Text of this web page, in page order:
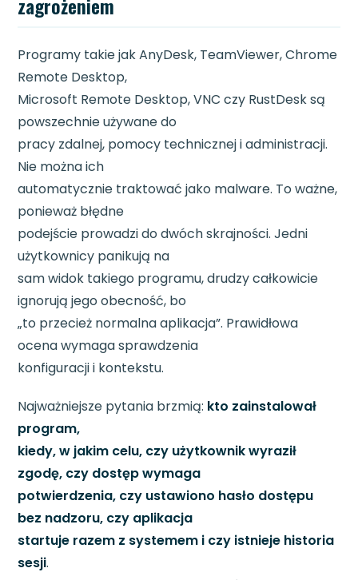
Programy takie jak AnyDesk, TeamViewer, Chrome
Remote Desktop,
Microsoft Remote Desktop, VNC czy RustDesk są
powszechnie używane do
pracy zdalnej, pomocy technicznej i administracji.
Nie można ich
automatycznie traktować jako malware. To ważne,
ponieważ błędne
podejście prowadzi do dwóch skrajności. Jedni
użytkownicy panikują na
sam widok takiego programu, drudzy całkowicie
ignorują jego obecność, bo
„to przecież normalna aplikacja”. Prawidłowa
ocena wymaga sprawdzenia
konfiguracji i kontekstu.
Najważniejsze pytania brzmią: kto zainstalował
program,
kiedy, w jakim celu, czy użytkownik wyraził
zgodę, czy dostęp wymaga
potwierdzenia, czy ustawiono hasło dostępu
bez nadzoru, czy aplikacja
startuje razem z systemem i czy istnieje historia
sesji.